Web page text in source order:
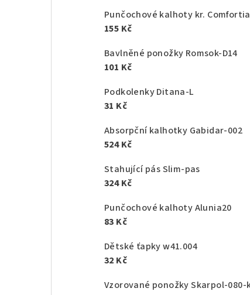
Punčochové kalhoty kr. Comfortia
155 Kč
Bavlněné ponožky Romsok-D14
101 Kč
Podkolenky Ditana-L
31 Kč
Absorpční kalhotky Gabidar-002
524 Kč
Stahující pás Slim-pas
324 Kč
Punčochové kalhoty Alunia20
83 Kč
Dětské ťapky w41.004
32 Kč